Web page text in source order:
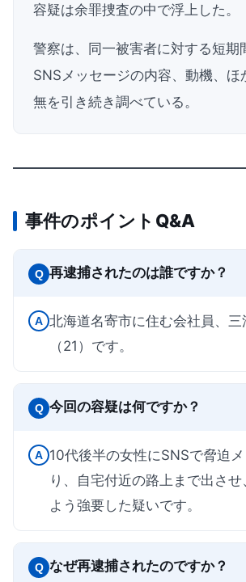
容疑は余罪捜査の中で浮上した。
警察は、同一被害者に対する短期
SNSメッセージの内容、動機、ほ
無を引き続き調べている。
事件のポイントQ&A
Q 再逮捕されたのは誰ですか？
A 北海道名寄市に住む会社員、
（21）です。
Q 今回の容疑は何ですか？
A 10代後半の女性にSNSで脅迫
り、自宅付近の路上まで出させ
よう強要した疑いです。
Q なぜ再逮捕されたのですか？